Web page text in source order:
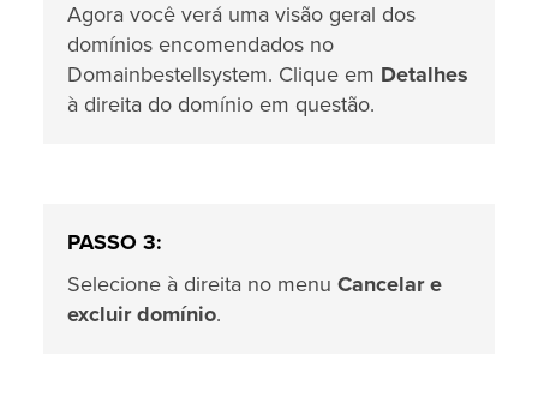
Agora você verá uma visão geral dos
domínios encomendados no
Domainbestellsystem. Clique em Detalhes
à direita do domínio em questão.
PASSO 3:
Selecione à direita no menu Cancelar e
excluir domínio.